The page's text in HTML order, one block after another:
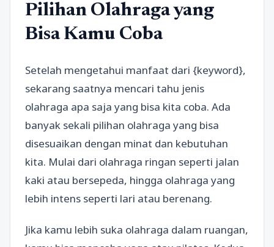
Pilihan Olahraga yang
Bisa Kamu Coba
Setelah mengetahui manfaat dari {keyword},
sekarang saatnya mencari tahu jenis
olahraga apa saja yang bisa kita coba. Ada
banyak sekali pilihan olahraga yang bisa
disesuaikan dengan minat dan kebutuhan
kita. Mulai dari olahraga ringan seperti jalan
kaki atau bersepeda, hingga olahraga yang
lebih intens seperti lari atau berenang.
Jika kamu lebih suka olahraga dalam ruangan,